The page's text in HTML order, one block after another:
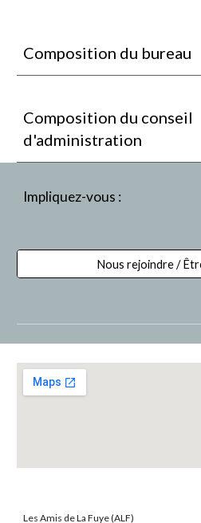
Composition du bureau
Composition du conseil
d'administration
Impliquez-vous :
Nous rejoindre /
Les Amis de La Fuye (ALF)